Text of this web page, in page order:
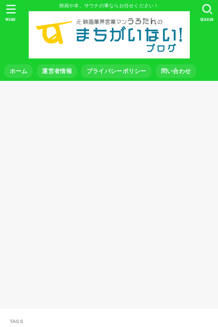
映画や本、サウナの事ならお任せください！
ホーム 運営者情報 プライバシーポリシー 問い合わせ
SEARCH
MENU